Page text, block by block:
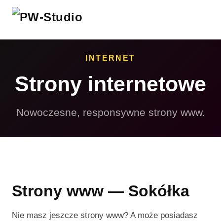
INTERNET
Strony internetowe
Nowoczesne, responsywne strony www.
Strony www — Sokółka
Nie masz jeszcze strony www? A może posiadasz